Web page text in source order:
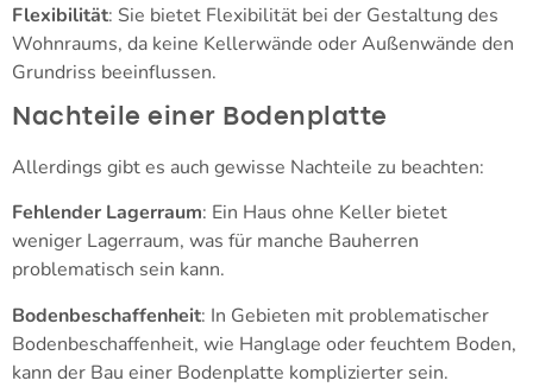
Flexibilität: Sie bietet Flexibilität bei der Gestaltung des
Wohnraums, da keine Kellerwände oder Außenwände den
Grundriss beeinflussen.
Nachteile einer Bodenplatte
Allerdings gibt es auch gewisse Nachteile zu beachten:
Fehlender Lagerraum: Ein Haus ohne Keller bietet
weniger Lagerraum, was für manche Bauherren
problematisch sein kann.
Bodenbeschaffenheit: In Gebieten mit problematischer
Bodenbeschaffenheit, wie Hanglage oder feuchtem Boden,
kann der Bau einer Bodenplatte komplizierter sein.